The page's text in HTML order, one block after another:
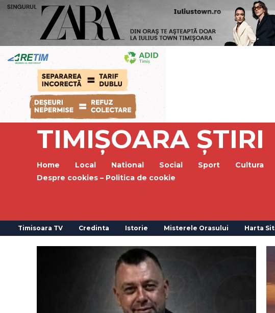
TIMIȘOARA ȘTIRI
Home Local National Social Sport Cultura
Despre cookies – Politica de cookie
Timisoara TV Credinta Istorie Misterele Orasului Harta